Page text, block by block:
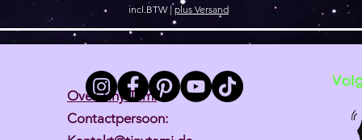
incl.BTW |plus Versand
Over Tiny Tami
Contactpersoon: